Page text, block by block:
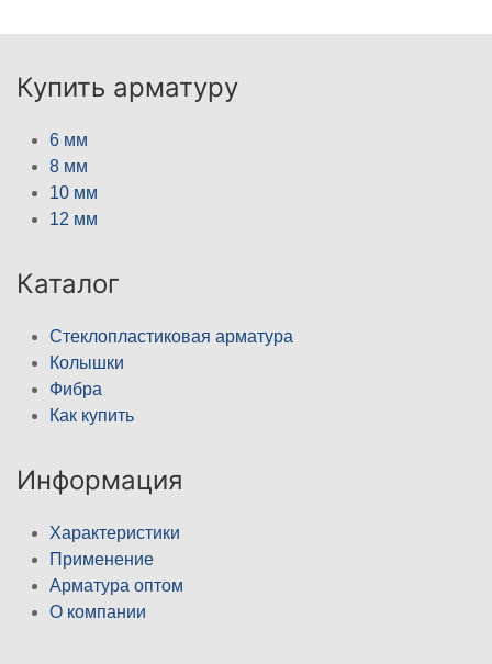
Купить арматуру
6 мм
8 мм
10 мм
12 мм
Каталог
Стеклопластиковая арматура
Колышки
Фибра
Как купить
Информация
Характеристики
Применение
Арматура оптом
О компании